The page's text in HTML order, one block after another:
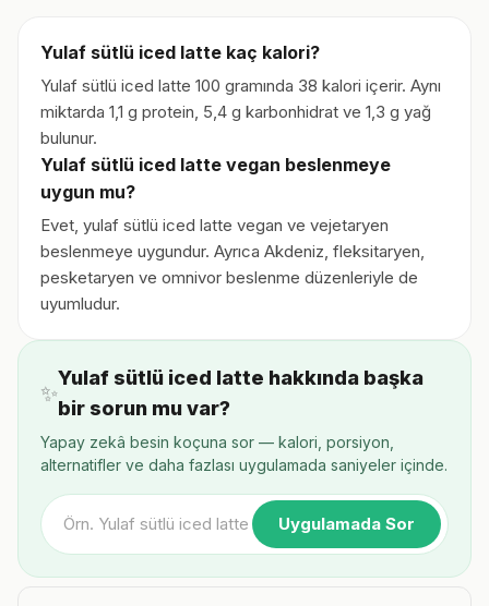
Yulaf sütlü iced latte kaç kalori?
Yulaf sütlü iced latte 100 gramında 38 kalori içerir. Aynı
miktarda 1,1 g protein, 5,4 g karbonhidrat ve 1,3 g yağ
bulunur.
Yulaf sütlü iced latte vegan beslenmeye
uygun mu?
Evet, yulaf sütlü iced latte vegan ve vejetaryen
beslenmeye uygundur. Ayrıca Akdeniz, fleksitaryen,
pesketaryen ve omnivor beslenme düzenleriyle de
uyumludur.
✨
Yulaf sütlü iced latte hakkında başka
bir sorun mu var?
Yapay zekâ besin koçuna sor — kalori, porsiyon,
alternatifler ve daha fazlası uygulamada saniyeler içinde.
Uygulamada Sor